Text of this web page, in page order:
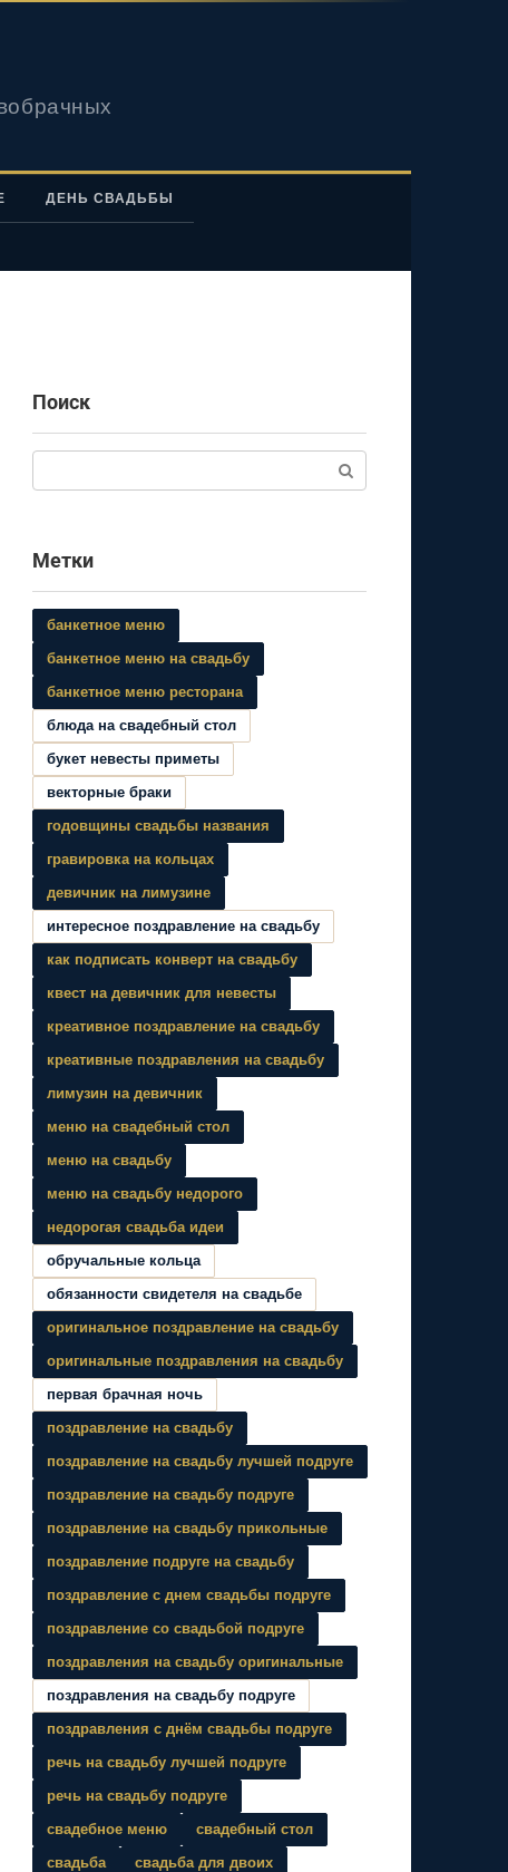
ДЕНЬ СВАДЬБЫ
Поиск
Метки
банкетное меню
банкетное меню на свадьбу
банкетное меню ресторана
блюда на свадебный стол
букет невесты приметы
векторные браки
годовщины свадьбы названия
гравировка на кольцах
девичник на лимузине
интересное поздравление на свадьбу
как подписать конверт на свадьбу
квест на девичник для невесты
креативное поздравление на свадьбу
креативные поздравления на свадьбу
лимузин на девичник
меню на свадебный стол
меню на свадьбу
меню на свадьбу недорого
недорогая свадьба идеи
обручальные кольца
обязанности свидетеля на свадьбе
оригинальное поздравление на свадьбу
оригинальные поздравления на свадьбу
первая брачная ночь
поздравление на свадьбу
поздравление на свадьбу лучшей подруге
поздравление на свадьбу подруге
поздравление на свадьбу прикольные
поздравление подруге на свадьбу
поздравление с днем свадьбы подруге
поздравление со свадьбой подруге
поздравления на свадьбу оригинальные
поздравления на свадьбу подруге
поздравления с днём свадьбы подруге
речь на свадьбу лучшей подруге
речь на свадьбу подруге
свадебное меню
свадебный стол
свадьба
свадьба для двоих